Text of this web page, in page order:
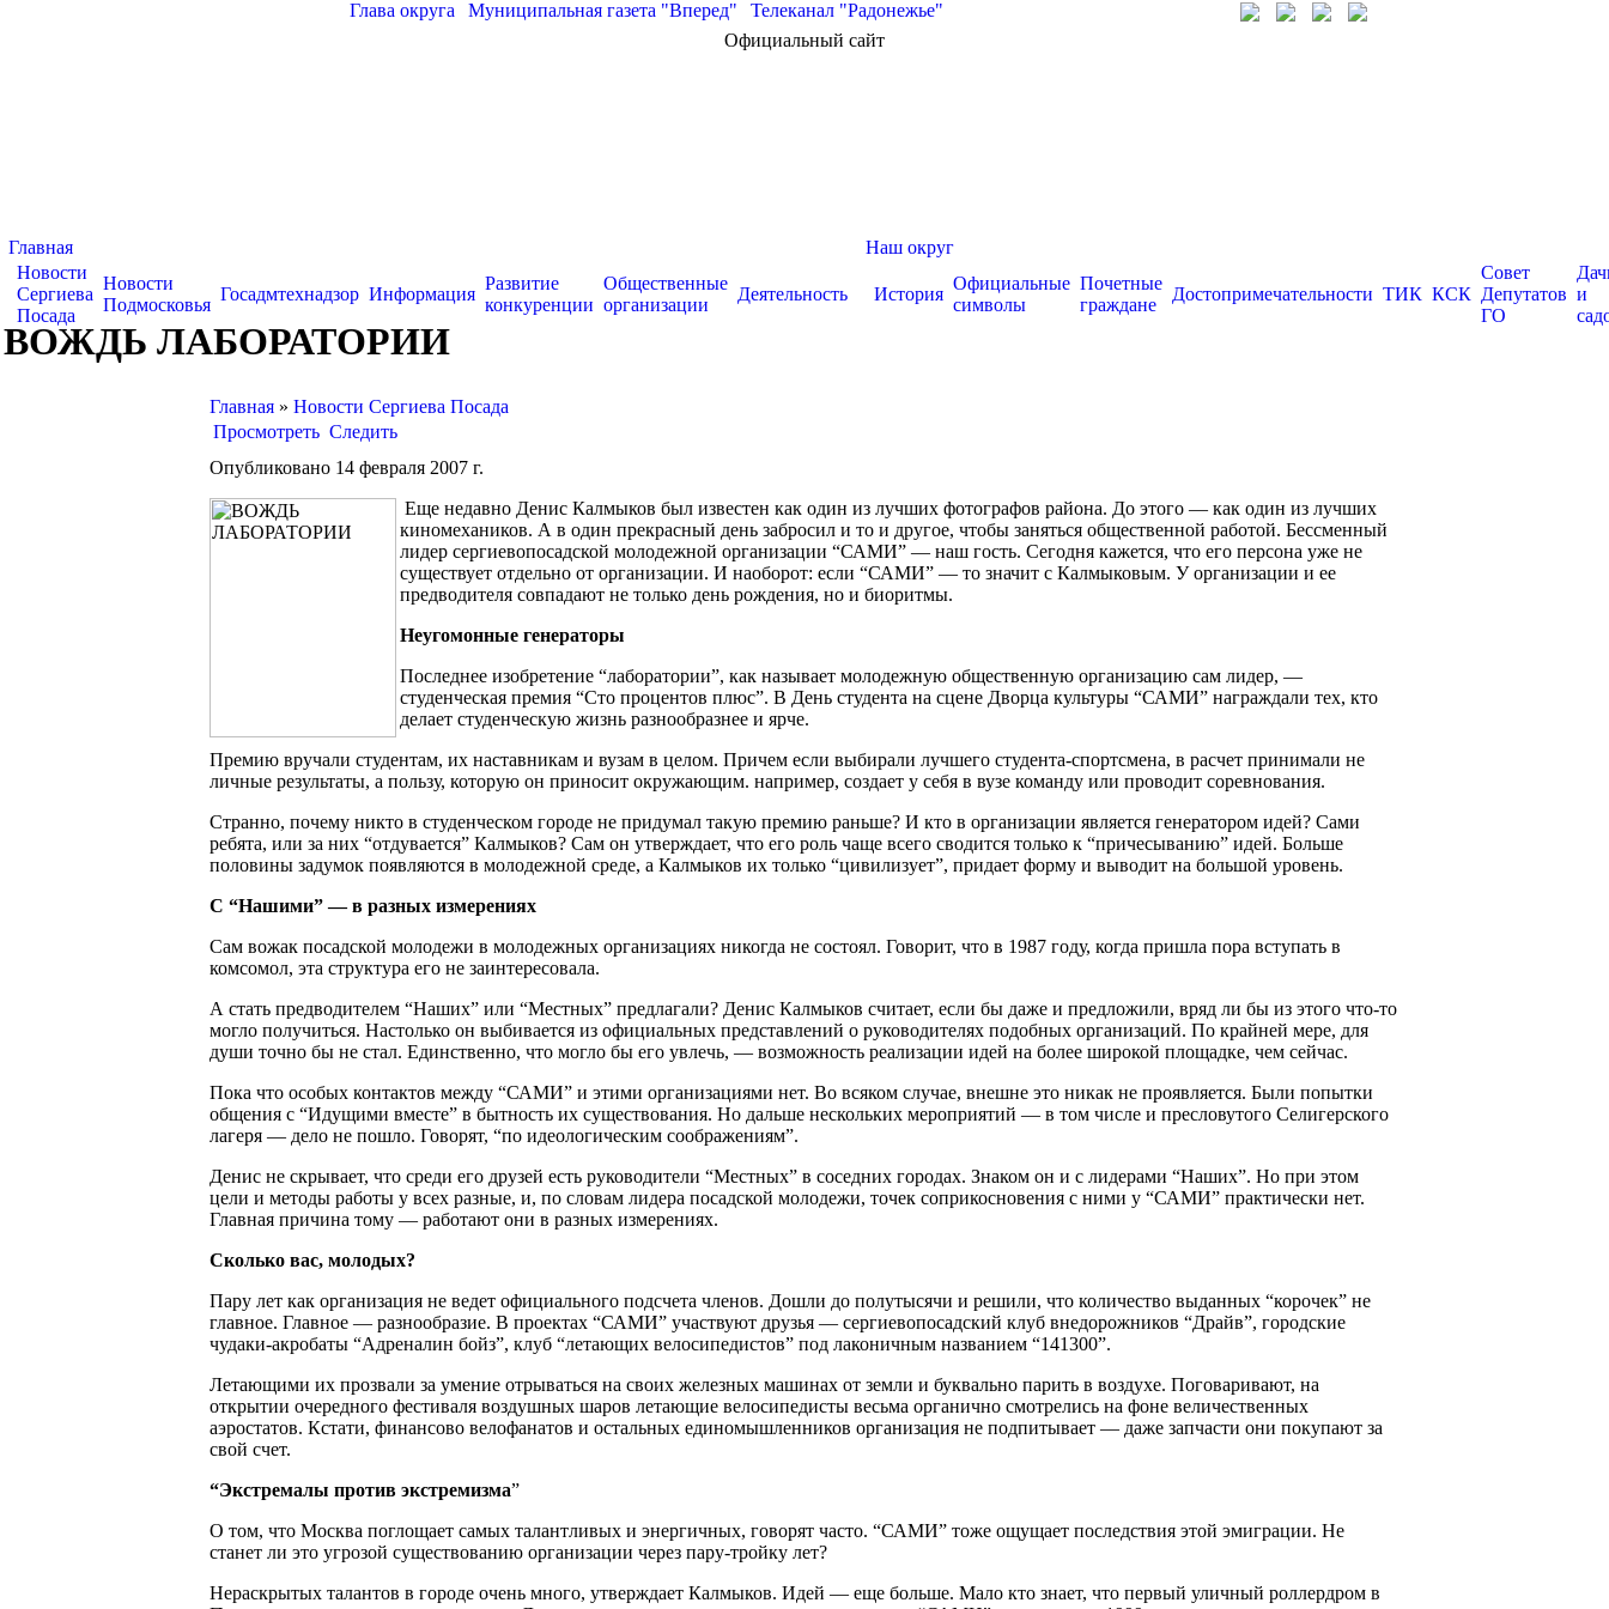
Глава округа Муниципальная газета "Вперед"
Телеканал "Радонежье"
Официальный сайт
Главная
Новости
Сергиева
Посада
Новости
Подмосковья
Госадмтехнадзор Информация
Развитие
конкуренции
Общественные
организации
Деятельность
Наш округ
История
Официальные
символы
Почетные
граждане
Достопримечательности ТИК КСК
Совет
Депутатов
ГО
и
ВОЖДЬ ЛАБОРАТОРИИ
Главная » Новости Сергиева Посада
Просмотреть Следить
Опубликовано 14 февраля 2007 г.
Еще недавно Денис Калмыков был известен как один из лучших фотографов района. До этого — как один из лучших
киномехаников. А в один прекрасный день забросил и то и другое, чтобы заняться общественной работой. Бессменный
лидер сергиевопосадской молодежной организации “САМИ” — наш гость. Сегодня кажется, что его персона уже не
существует отдельно от организации. И наоборот: если “САМИ” — то значит с Калмыковым. У организации и ее
предводителя совпадают не только день рождения, но и биоритмы.
Неугомонные генераторы
Последнее изобретение “лаборатории”, как называет молодежную общественную организацию сам лидер, —
студенческая премия “Сто процентов плюс”. В День студента на сцене Дворца культуры “САМИ” награждали тех, кто
делает студенческую жизнь разнообразнее и ярче.
Премию вручали студентам, их наставникам и вузам в целом. Причем если выбирали лучшего студента-спортсмена, в расчет принимали не
личные результаты, а пользу, которую он приносит окружающим. например, создает у себя в вузе команду или проводит соревнования.
Странно, почему никто в студенческом городе не придумал такую премию раньше? И кто в организации является генератором идей? Сами
ребята, или за них “отдувается” Калмыков? Сам он утверждает, что его роль чаще всего сводится только к “причесыванию” идей. Больше
половины задумок появляются в молодежной среде, а Калмыков их только “цивилизует”, придает форму и выводит на большой уровень.
С “Нашими” — в разных измерениях
Сам вожак посадской молодежи в молодежных организациях никогда не состоял. Говорит, что в 1987 году, когда пришла пора вступать в
комсомол, эта структура его не заинтересовала.
А стать предводителем “Наших” или “Местных” предлагали? Денис Калмыков считает, если бы даже и предложили, вряд ли бы из этого что-то
могло получиться. Настолько он выбивается из официальных представлений о руководителях подобных организаций. По крайней мере, для
души точно бы не стал. Единственно, что могло бы его увлечь, — возможность реализации идей на более широкой площадке, чем сейчас.
Пока что особых контактов между “САМИ” и этими организациями нет. Во всяком случае, внешне это никак не проявляется. Были попытки
общения с “Идущими вместе” в бытность их существования. Но дальше нескольких мероприятий — в том числе и пресловутого Селигерского
лагеря — дело не пошло. Говорят, “по идеологическим соображениям”.
Денис не скрывает, что среди его друзей есть руководители “Местных” в соседних городах. Знаком он и с лидерами “Наших”. Но при этом
цели и методы работы у всех разные, и, по словам лидера посадской молодежи, точек соприкосновения с ними у “САМИ” практически нет.
Главная причина тому — работают они в разных измерениях.
Сколько вас, молодых?
Пару лет как организация не ведет официального подсчета членов. Дошли до полутысячи и решили, что количество выданных “корочек” не
главное. Главное — разнообразие. В проектах “САМИ” участвуют друзья — сергиевопосадский клуб внедорожников “Драйв”, городские
чудаки-акробаты “Адреналин бойз”, клуб “летающих велосипедистов” под лаконичным названием “141300”.
Летающими их прозвали за умение отрываться на своих железных машинах от земли и буквально парить в воздухе. Поговаривают, на
открытии очередного фестиваля воздушных шаров летающие велосипедисты весьма органично смотрелись на фоне величественных
аэростатов. Кстати, финансово велофанатов и остальных единомышленников организация не подпитывает — даже запчасти они покупают за
свой счет.
“Экстремалы против экстремизма”
О том, что Москва поглощает самых талантливых и энергичных, говорят часто. “САМИ” тоже ощущает последствия этой эмиграции. Не
станет ли это угрозой существованию организации через пару-тройку лет?
Нераскрытых талантов в городе очень много, утверждает Калмыков. Идей — еще больше. Мало кто знает, что первый уличный роллердром в